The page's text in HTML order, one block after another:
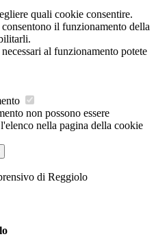
quali cookie consentire.
il funzionamento della
al funzionamento potete
non possono essere
nella pagina della cookie
di Reggiolo